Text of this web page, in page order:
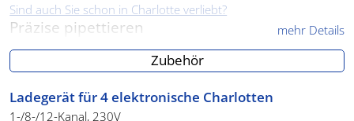
Sind auch Sie schon in Charlotte verliebt?
Präzise pipettieren
Charlotte Plus ist eine voll-elektronische Pipette. Mit ihr
pipettieren Sie auch im kleinsten Volumenbereich sehr präzise.
Mühlelose Spitzenaufnahme und 100%
sicherer Halt
mehr Details
Zubehör
Ladegerät für 4 elektronische Charlotten
1-/8-/12-Kanal, 230V